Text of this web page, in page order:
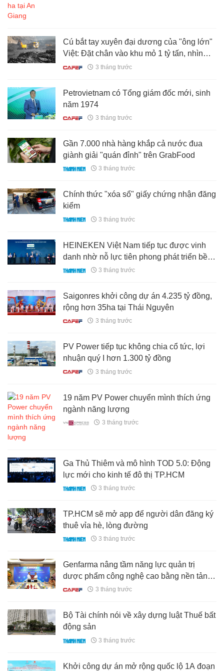
Cú bắt tay xuyên đại dương của "ông lớn"
Việt: Đặt chân vào khu mỏ 1 tỷ tấn, nhìn
thấy từ vệ tinh3 tháng trước
Petrovietnam có Tổng giám đốc mới, sinh
năm 1974
3 tháng trước
Gần 7.000 nhà hàng khắp cả nước đua
giành giải "quán đỉnh" trên GrabFood
3 tháng trước
Chính thức "xóa sổ" giấy chứng nhận đăng
kiểm
3 tháng trước
HEINEKEN Việt Nam tiếp tục được vinh
danh nhờ nỗ lực tiên phong phát triển bền
vững
3 tháng trước
Saigonres khởi công dự án 4.235 tỷ đồng,
rộng hơn 35ha tại Thái Nguyên
3 tháng trước
PV Power tiếp tục không chia cổ tức, lợi
nhuận quý I hơn 1.300 tỷ đồng
3 tháng trước
19 năm PV Power chuyển mình thích ứng
ngành năng lượng
3 tháng trước
Ga Thủ Thiêm và mô hình TOD 5.0: Động
lực mới cho kinh tế đô thị TP.HCM
3 tháng trước
TP.HCM sẽ mở app để người dân đăng ký
thuê vỉa hè, lòng đường
3 tháng trước
Genfarma nâng tầm năng lực quản trị
dược phẩm công nghệ cao bằng nền tảng
số
3 tháng trước
Bộ Tài chính nói về xây dựng luật Thuế bất
động sản
3 tháng trước
Khởi công dự án mở rộng quốc lộ 1A đoạn